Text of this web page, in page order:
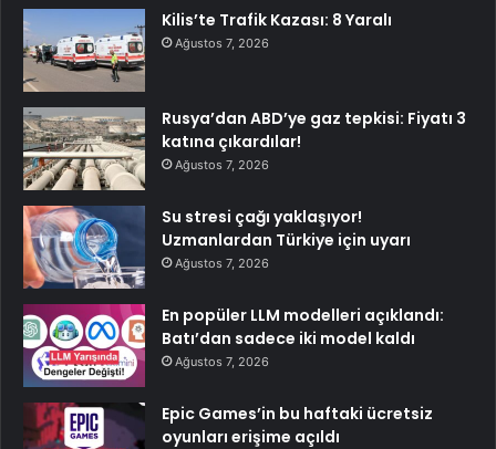
Kilis’te Trafik Kazası: 8 Yaralı
Ağustos 7, 2026
Rusya’dan ABD’ye gaz tepkisi: Fiyatı 3
katına çıkardılar!
Ağustos 7, 2026
Su stresi çağı yaklaşıyor!
Uzmanlardan Türkiye için uyarı
Ağustos 7, 2026
En popüler LLM modelleri açıklandı:
Batı’dan sadece iki model kaldı
Ağustos 7, 2026
Epic Games’in bu haftaki ücretsiz
oyunları erişime açıldı